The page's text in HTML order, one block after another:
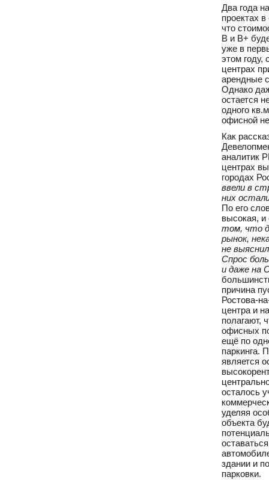
Два года
проектах
что
В и В+
уже в
этом году,
центрах
арендные
Однако
остается
одного
офисной
Как
аналитик
центрах
городах
ввели в
них
По его
высокая, и
том, что
рынок,
не
Спрос
и даже на
причина
Ростова-
центра и
полагают,
офисных
ещё по
паркинга.
является
осталось
уделяя
объекта
здании и
парковки.